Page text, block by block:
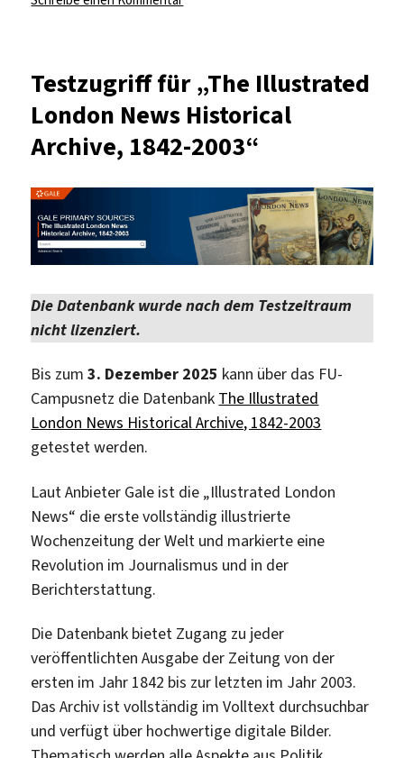
Archive,
1964-
1993
Testzugriff für „The Illustrated
London News Historical
Archive, 1842-2003“
Die Datenbank wurde nach dem Testzeitraum
nicht lizenziert.
Bis zum3. Dezember 2025 kann über das FU-
Campusnetz die Datenbank The Illustrated
London News Historical Archive, 1842-2003
getestet werden.
Laut Anbieter Gale ist die „Illustrated London
News“ die erste vollständig illustrierte
Wochenzeitung der Welt und markierte eine
Revolution im Journalismus und in der
Berichterstattung.
Die Datenbank bietet Zugang zu jeder
veröffentlichten Ausgabe der Zeitung von der
ersten im Jahr 1842 bis zur letzten im Jahr 2003.
Das Archiv ist vollständig im Volltext durchsuchbar
und verfügt über hochwertige digitale Bilder.